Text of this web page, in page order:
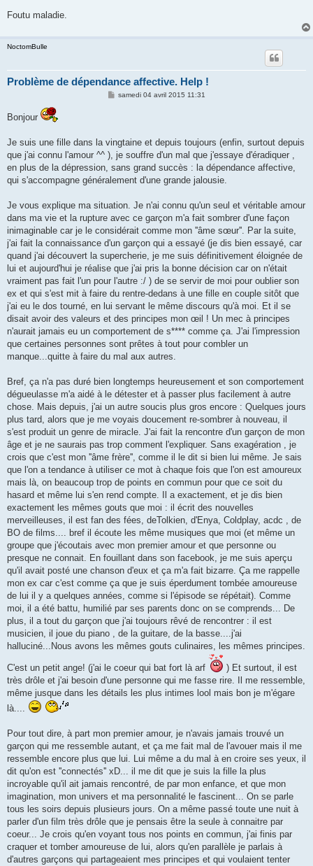
Foutu maladie.
NoctomBulle
Problème de dépendance affective. Help !
M
e
samedi 04 avril 2015 11:31
Bonjour
Je suis une fille dans la vingtaine et depuis toujours (enfin, surtout depuis
que j'ai connu l'amour ^^ ), je souffre d'un mal que j'essaye d'éradiquer ,
en plus de la dépression, sans grand succès : la dépendance affective,
qui s'accompagne généralement d'une grande jalousie.
Je vous explique ma situation. Je n'ai connu qu'un seul et véritable amour
dans ma vie et la rupture avec ce garçon m'a fait sombrer d'une façon
inimaginable car je le considérait comme mon ''âme sœur''. Par la suite,
j'ai fait la connaissance d'un garçon qui a essayé (je dis bien essayé, car
quand j'ai découvert la supercherie, je me suis définitivement éloignée de
lui et aujourd'hui je réalise que j'ai pris la bonne décision car on n'était
vraiment pas fait l'un pour l'autre :/ ) de se servir de moi pour oublier son
ex et qui s'est mit à faire du rentre-dedans à une fille en couple sitôt que
j'ai eu le dos tourné, en lui servant le même discours qu'à moi. Et il se
disait avoir des valeurs et des principes mon œil ! Un mec à principes
n'aurait jamais eu un comportement de s**** comme ça. J'ai l'impression
que certaines personnes sont prêtes à tout pour combler un
manque...quitte à faire du mal aux autres.
Bref, ça n'a pas duré bien longtemps heureusement et son comportement
dégueulasse m'a aidé à le détester et à passer plus facilement à autre
chose. Mais depuis, j'ai un autre soucis plus gros encore : Quelques jours
plus tard, alors que je me voyais doucement re-sombrer à nouveau, il
s'est produit un genre de miracle. J'ai fait la rencontre d'un garçon de mon
âge et je ne saurais pas trop comment l'expliquer. Sans exagération , je
crois que c'est mon ''âme frère'', comme il le dit si bien lui même. Je sais
que l'on a tendance à utiliser ce mot à chaque fois que l'on est amoureux
mais là, on beaucoup trop de points en commun pour que ce soit du
hasard et même lui s'en rend compte. Il a exactement, et je dis bien
exactement les mêmes gouts que moi : il écrit des nouvelles
merveilleuses, il est fan des fées, deTolkien, d'Enya, Coldplay, acdc , de
BO de films.... bref il écoute les même musiques que moi (et même un
groupe que j'écoutais avec mon premier amour et que personne ou
presque ne connait. En fouillant dans son facebook, je me suis aperçu
qu'il avait posté une chanson d'eux et ça m'a fait bizarre. Ça me rappelle
mon ex car c'est comme ça que je suis éperdument tombée amoureuse
de lui il y a quelques années, comme si l'épisode se répétait). Comme
moi, il a été battu, humilié par ses parents donc on se comprends... De
plus, il a tout du garçon que j'ai toujours rêvé de rencontrer : il est
musicien, il joue du piano , de la guitare, de la basse....j'ai
halluciné...Nous avons les mêmes gouts culinaires, les mêmes principes.
C'est un petit ange! (j'ai le coeur qui bat fort là arf
) Et surtout, il est
très drôle et j'ai besoin d'une personne qui me fasse rire. Il me ressemble,
même jusque dans les détails les plus intimes lool mais bon je m'égare
là....
Pour tout dire, à part mon premier amour, je n'avais jamais trouvé un
garçon qui me ressemble autant, et ça me fait mal de l'avouer mais il me
ressemble encore plus que lui. Lui même a du mal à en croire ses yeux, il
dit qu'on est ''connectés'' xD... il me dit que je suis la fille la plus
incroyable qu'il ait jamais rencontré, de par mon enfance, et que mon
imagination, mon univers et ma personnalité le fascinent... On se parle
tous les soirs depuis plusieurs jours. On a même passé toute une nuit à
parler d'un film très drôle que je pensais être la seule à connaitre par
coeur... Je crois qu'en voyant tous nos points en commun, j'ai finis par
craquer et tomber amoureuse de lui, alors qu'en parallèle je parlais à
d'autres garçons qui partageaient mes principes et qui voulaient tenter